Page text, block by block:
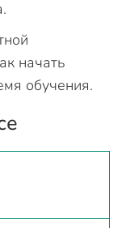
начать
обучения.